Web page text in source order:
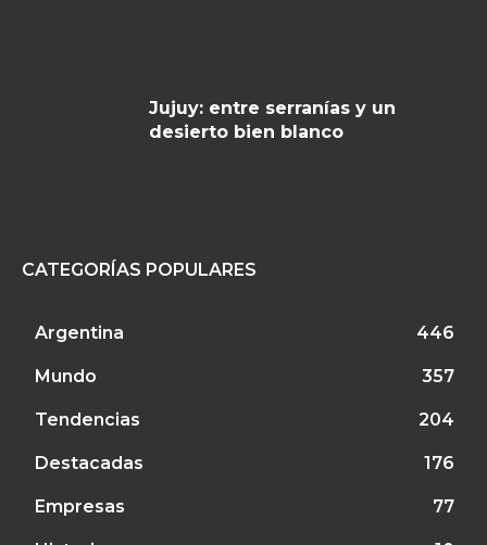
Jujuy: entre serranías y un
desierto bien blanco
CATEGORÍAS POPULARES
Argentina 446
Mundo 357
Tendencias 204
Destacadas 176
Empresas 77